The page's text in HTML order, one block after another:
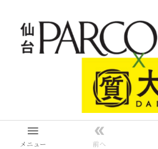

メニュー

前へ